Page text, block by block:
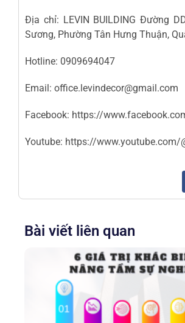
Địa chỉ: LEVIN BUILDING Đường
Sương, Phường Tân Hưng Thuận,
Hotline: 0909694047
Email: office.levindecor@gmail.com
Facebook: https://
Youtube: https://www.youtube.com/
Bài viết liên quan